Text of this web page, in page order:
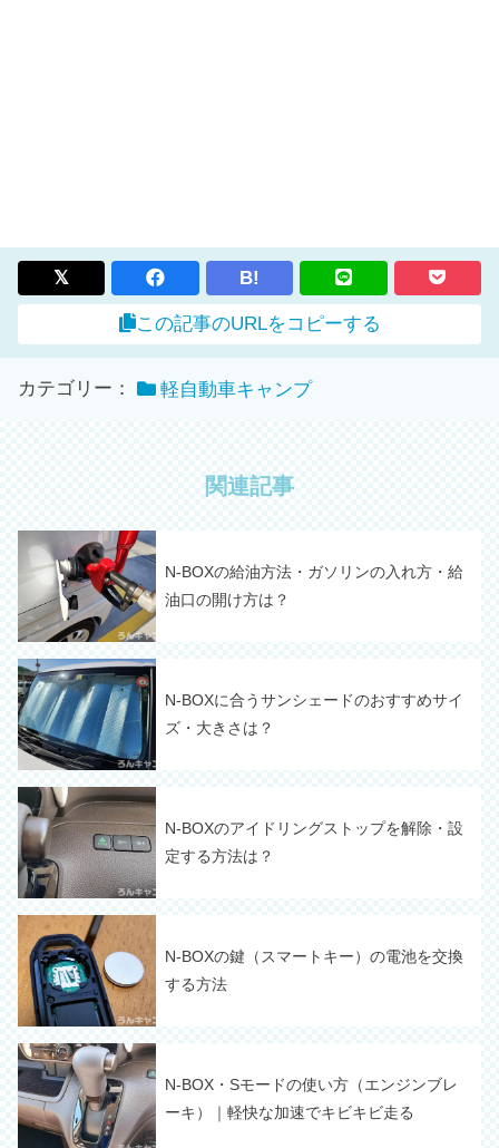
B!
この記事のURLをコピーする
カテゴリー： 軽自動車キャンプ
関連記事
N-BOXの給油方法・ガソリンの入れ方・給
油口の開け方は？
N-BOXに合うサンシェードのおすすめサイ
ズ・大きさは？
N-BOXのアイドリングストップを解除・設
定する方法は？
N-BOXの鍵（スマートキー）の電池を交換
する方法
N-BOX・Sモードの使い方（エンジンブレ
ーキ）｜軽快な加速でキビキビ走る